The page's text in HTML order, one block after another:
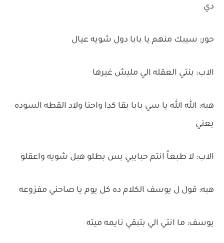
دي
حور: سيبك منهم يا بابا دول شويه عيال
الاب: بنتي العقله الي مليش غيرها
هبه: الله الله يا سي بابا بقا كدا واحنا ولاد القطه السوده
يعني
الاب: لا طبعاً انتم حبايبي بس بطلو هبل شويه واعقلو
هبه: قول ل يوسف الكلام ده كل يوم يا صاحني مفزوعه
يوسف: ما انتي الي بتبقي نايمه ميته